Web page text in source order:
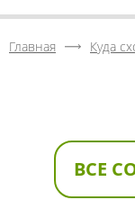
Главная Куда
ВСЕ